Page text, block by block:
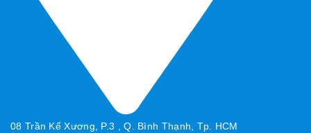
08 Trần Kế Xương, P.3 , Q. Bình Thạnh, Tp. HCM